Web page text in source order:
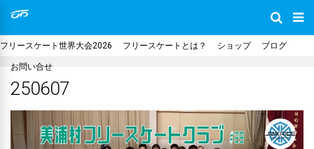
フリースケート世界大会2026 フリースケートとは？ ショップ ブログ
お問い合せ
250607